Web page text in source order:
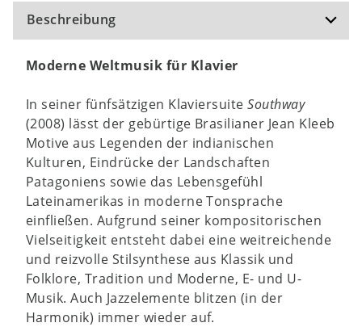
Beschreibung
Moderne Weltmusik für Klavier
In seiner fünfsätzigen KlaviersuiteSouthway
(2008) lässt der gebürtige Brasilianer Jean Kleeb
Motive aus Legenden der indianischen
Kulturen, Eindrücke der Landschaften
Patagoniens sowie das Lebensgefühl
Lateinamerikas in moderne Tonsprache
einfließen. Aufgrund seiner kompositorischen
Vielseitigkeit entsteht dabei eine weitreichende
und reizvolle Stilsynthese aus Klassik und
Folklore, Tradition und Moderne, E- und U-
Musik. Auch Jazzelemente blitzen (in der
Harmonik) immer wieder auf.